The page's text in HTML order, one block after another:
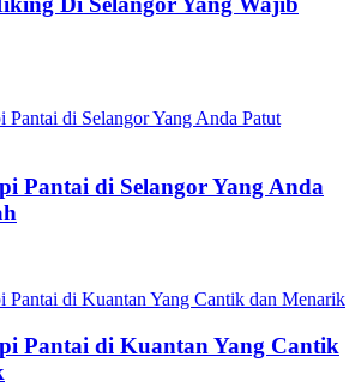
Pantai di Selangor Yang Anda
Pantai di Kuantan Yang Cantik